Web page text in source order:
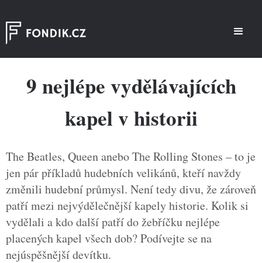
9 nejlépe vydělávajících
kapel v historii
The Beatles, Queen anebo The Rolling Stones – to je
jen pár příkladů hudebních velikánů, kteří navždy
změnili hudební průmysl. Není tedy divu, že zároveň
patří mezi nejvýdělečnější kapely historie. Kolik si
vydělali a kdo další patří do žebříčku nejlépe
placených kapel všech dob? Podívejte se na
nejúspěšnější devítku.